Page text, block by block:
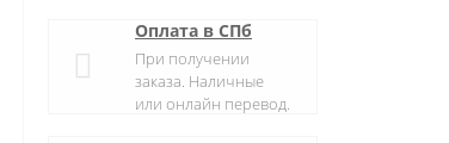
Оплата в СПб
При получении
заказа. Наличные
или онлайн перевод.